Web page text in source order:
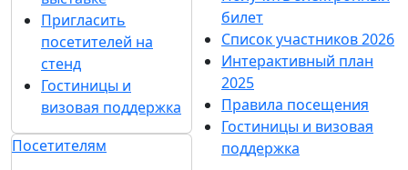
Пригласить
посетителей на
стенд
Гостиницы и
визовая поддержка
Посетителям
билет
Список участников 2026
Интерактивный план
2025
Правила посещения
Гостиницы и визовая
поддержка